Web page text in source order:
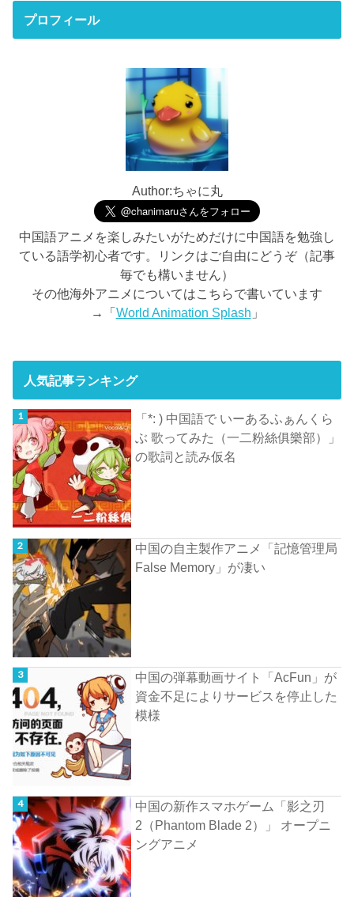
プロフィール
Author:ちゃに丸
中国語アニメを楽しみたいがためだけに中国語を勉強し
ている語学初心者です。リンクはご自由にどうぞ（記事
毎でも構いません）
その他海外アニメについてはこちらで書いています
→「World Animation Splash 」
人気記事ランキング
「*: ) 中国語で いーあるふぁんくら
ぶ 歌ってみた（一二粉絲俱樂部）」
の歌詞と読み仮名
中国の自主製作アニメ「記憶管理局
False Memory」が凄い
中国の弾幕動画サイト「AcFun」が
資金不足によりサービスを停止した
模様
中国の新作スマホゲーム「影之刃
2（Phantom Blade 2）」 オープニ
ングアニメ